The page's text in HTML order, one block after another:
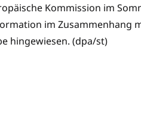
Kommission im
im Zusammenhang
hingewiesen. (dpa/st)